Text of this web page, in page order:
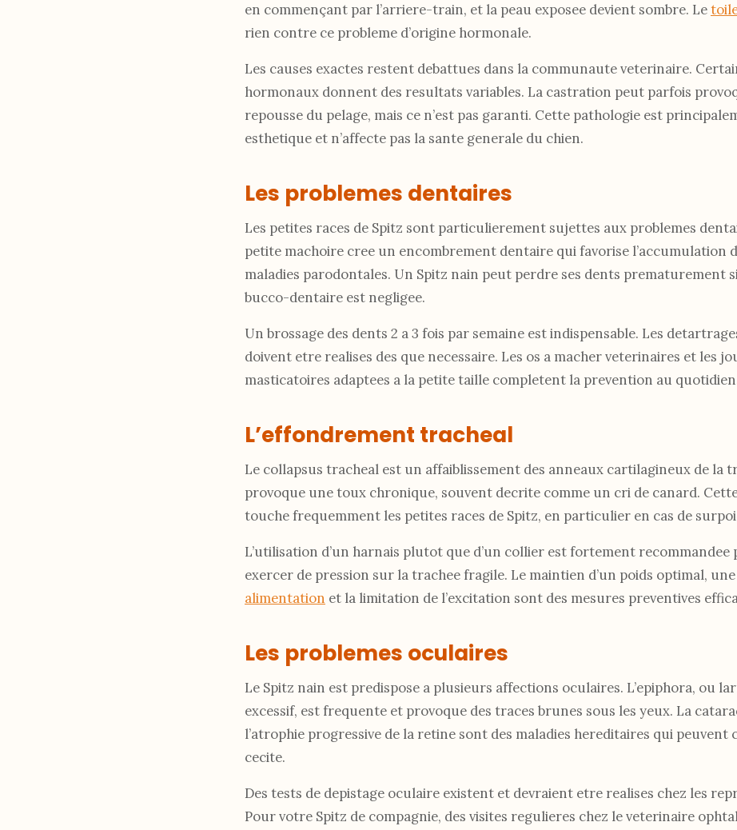
en commençant par l’arriere-train, et la peau exposee devient sombre. Le
rien contre ce probleme d’origine hormonale.
Les causes exactes restent debattues dans la communaute veterinaire.
hormonaux donnent des resultats variables. La castration peut parfois
repousse du pelage, mais ce n’est pas garanti. Cette pathologie est
esthetique et n’affecte pas la sante generale du chien.
Les problemes dentaires
Les petites races de Spitz sont particulierement sujettes aux problemes
petite machoire cree un encombrement dentaire qui favorise l’accumulation
maladies parodontales. Un Spitz nain peut perdre ses dents prematurement
bucco-dentaire est negligee.
Un brossage des dents 2 a 3 fois par semaine est indispensable. Les
doivent etre realises des que necessaire. Les os a macher veterinaires et les
masticatoires adaptees a la petite taille completent la prevention au
L’effondrement tracheal
Le collapsus tracheal est un affaiblissement des anneaux cartilagineux de la
provoque une toux chronique, souvent decrite comme un cri de canard.
touche frequemment les petites races de Spitz, en particulier en cas de
L’utilisation d’un harnais plutot que d’un collier est fortement recommandee
exercer de pression sur la trachee fragile. Le maintien d’un poids optimal,
alimentation et la limitation de l’excitation sont des mesures preventives
Les problemes oculaires
Le Spitz nain est predispose a plusieurs affections oculaires. L’epiphora, ou
excessif, est frequente et provoque des traces brunes sous les yeux. La
l’atrophie progressive de la retine sont des maladies hereditaires qui peuvent
cecite.
Des tests de depistage oculaire existent et devraient etre realises chez les
Pour votre Spitz de compagnie, des visites regulieres chez le veterinaire